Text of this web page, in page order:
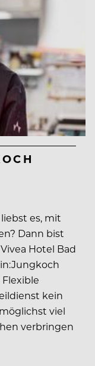
es, mit
Dann bist
Hotel Bad
kein
viel
verbringen